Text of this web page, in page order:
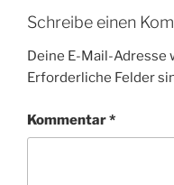
Schreibe einen
Deine E-Mail-
Erforderliche Felder
Kommentar*